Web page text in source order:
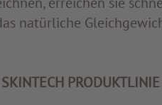
natürliche
PRODUKTLINIE